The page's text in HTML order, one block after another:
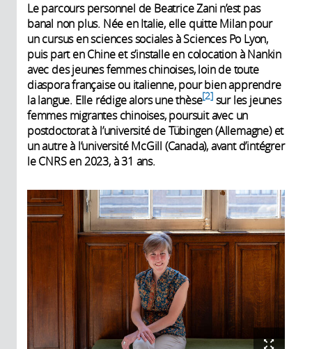
Le parcours personnel de Beatrice Zani n’est pas
banal non plus. Née en Italie, elle quitte Milan pour
un cursus en sciences sociales à Sciences Po Lyon,
puis part en Chine et s’installe en colocation à Nankin
avec des jeunes femmes chinoises, loin de toute
diaspora française ou italienne, pour bien apprendre
la langue. Elle rédige alors une thèse 2 sur les jeunes
femmes migrantes chinoises, poursuit avec un
postdoctorat à l’université de Tübingen (Allemagne) et
un autre à l’université McGill (Canada), avant d’intégrer
le CNRS en 2023, à 31 ans.